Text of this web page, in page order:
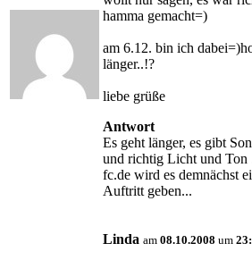
hamma gemacht=)
am 6.12. bin ich
länger..!?
liebe grüße
Antwort
Es geht länger, es gibt
und richtig Licht und Ton
fc.de wird es demnächst
Auftritt geben...
Linda am 08.10.2008 um